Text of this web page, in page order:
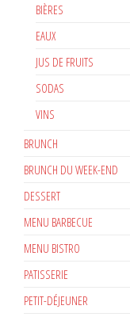
BIÈRES
EAUX
JUS DE FRUITS
SODAS
VINS
BRUNCH
BRUNCH DU WEEK-END
DESSERT
MENU BARBECUE
MENU BISTRO
PATISSERIE
PETIT-DÉJEUNER